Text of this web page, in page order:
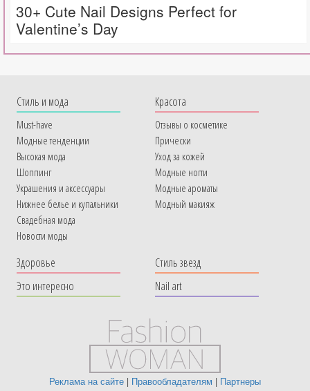
30+ Cute Nail Designs Perfect for
Valentine’s Day
Cтиль и мода
Must-have
Модные тенденции
Высокая мода
Шоппинг
Украшения и аксессуары
Нижнее белье и купальники
Свадебная мода
Новости моды
Красота
Отзывы о косметике
Прически
Уход за кожей
Модные ногти
Модные ароматы
Модный макияж
Здоровье
Это интересно
Стиль звезд
Nail art
Реклама на сайте | Правообладателям | Партнеры